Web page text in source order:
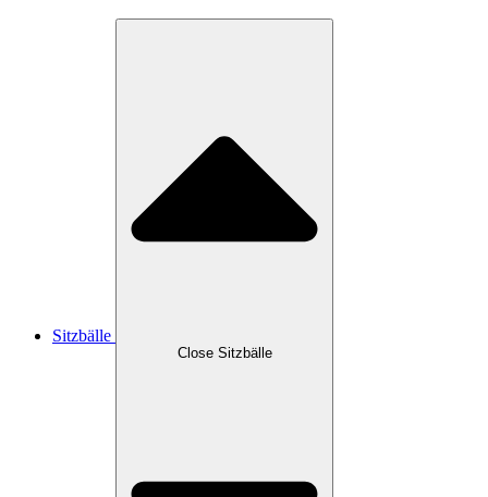
Sitzbälle
Close Sitzbälle